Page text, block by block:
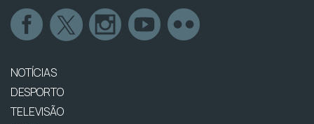
NOTÍCIAS
DESPORTO
TELEVISÃO